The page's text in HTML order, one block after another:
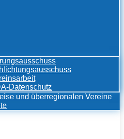
Datenschutz
und überregionalen Vereine